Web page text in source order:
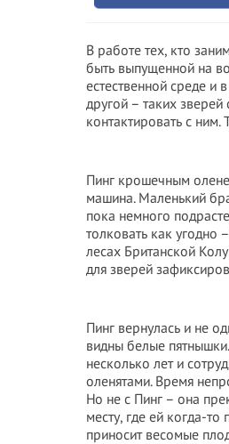
В работе тех, кто
быть выпущенной на
естественной среде
другой – таких зверей
контактировать с
Пинг крошечным
машина. Маленький
пока немного
толковать как угодно
лесах Британской
для зверей
Пинг вернулась и не
видны белые
несколько лет и
оленятами. Время
Но не с Пинг – она
месту, где ей когда-
приносит весомые